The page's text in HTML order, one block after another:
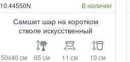
10.44550N В наличии
Самшит шар на коротком
стволе искусственный
50х40 см 65 см 11 см 10 см